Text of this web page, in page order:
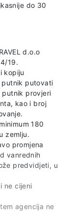
do 30
d.o.o
19.
kopiju
putnik putovati
putnik provjeri
kao i broj
180
zemlju.
promjena
vanrednih
predvidjeti, u
ne cijeni
agencija ne